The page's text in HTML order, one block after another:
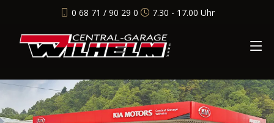
0 68 71 / 90 29 0 7.30 - 17.00 Uhr